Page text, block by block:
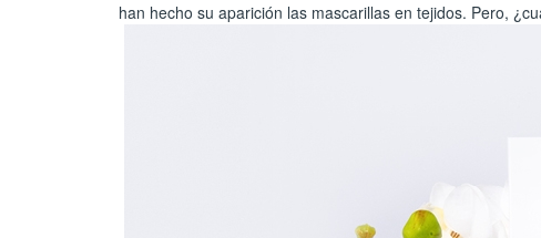
han hecho su aparición las mascarillas en tejidos. Pero,